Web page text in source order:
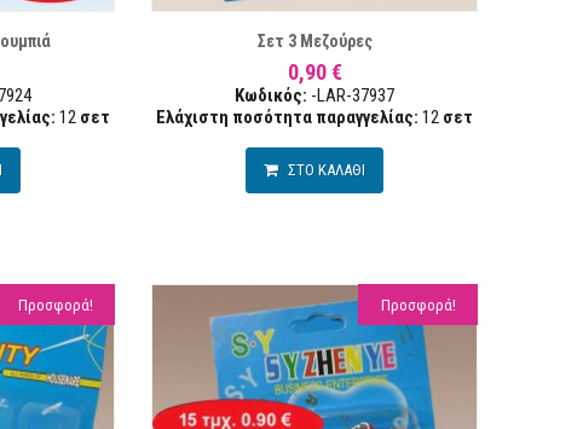
12 σετ
Σετ 3 Μεζούρες
0,90 €
Κωδικός: -LAR-37937
Ελάχιστη ποσότητα παραγγελίας: 12 σετ
ΣΤΟ ΚΑΛΑΘΙ
Προσφορά! Προσφορά!